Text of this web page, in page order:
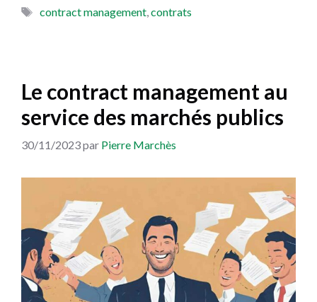
Étiquettes
contract management,contrats
Le contract management au
service des marchés publics
30/11/2023par Pierre Marchès